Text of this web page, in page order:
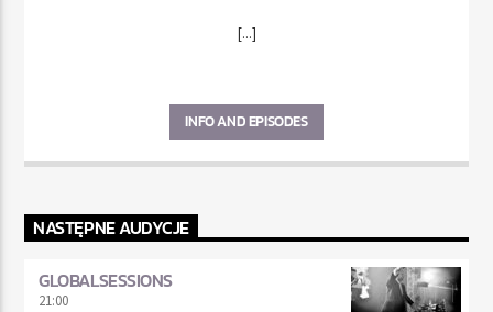
[...]
INFO AND EPISODES
NASTĘPNE AUDYCJE
GLOBALSESSIONS
21:00